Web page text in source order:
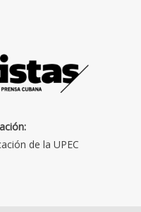
de la UPEC